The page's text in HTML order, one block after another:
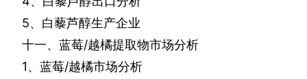
5、白藜芦醇生产企业
十一、蓝莓/越橘提取物市场分析
1、蓝莓/越橘市场分析